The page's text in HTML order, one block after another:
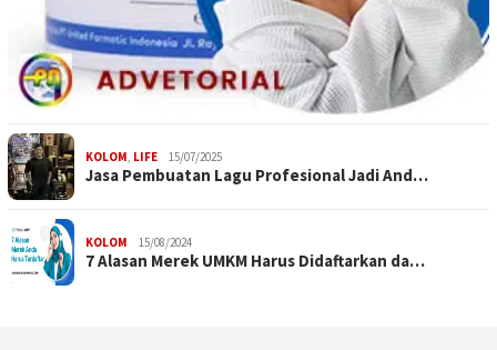
KOLOM, LIFE 15/07/2025
Jasa Pembuatan Lagu Profesional Jadi And…
KOLOM 15/08/2024
7 Alasan Merek UMKM Harus Didaftarkan da…